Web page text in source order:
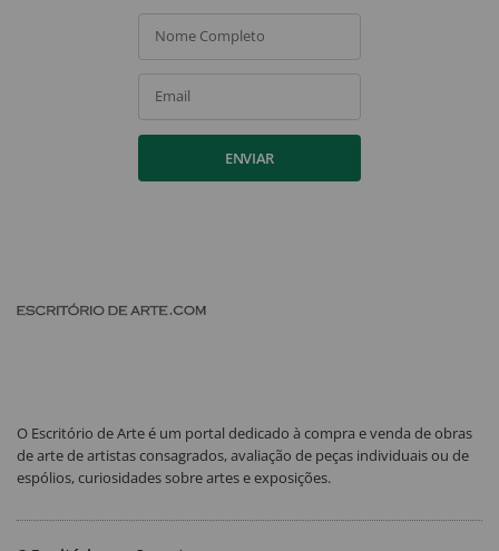
Nome Completo
Email
ENVIAR
O Escritório de Arte é um portal dedicado à compra e venda de obras
de arte de artistas consagrados, avaliação de peças individuais ou de
espólios, curiosidades sobre artes e exposições.